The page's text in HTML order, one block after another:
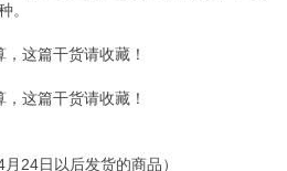
。
这篇干货请收藏！
这篇干货请收藏！
24日以后发货的商品）